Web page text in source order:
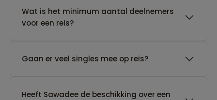
Wat is het minimum aantal deelnemers
voor een reis?
Gaan er veel singles mee op reis?
Heeft Sawadee de beschikking over een